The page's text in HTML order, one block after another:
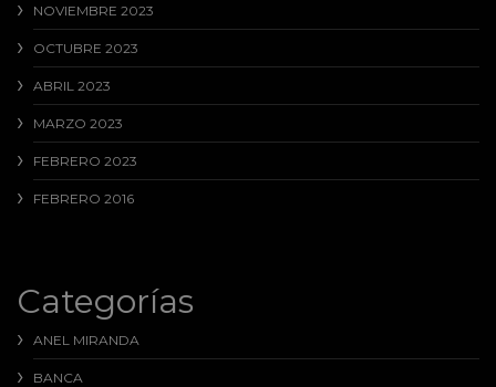
NOVIEMBRE 2023
OCTUBRE 2023
ABRIL 2023
MARZO 2023
FEBRERO 2023
FEBRERO 2016
Categorías
ANEL MIRANDA
BANCA